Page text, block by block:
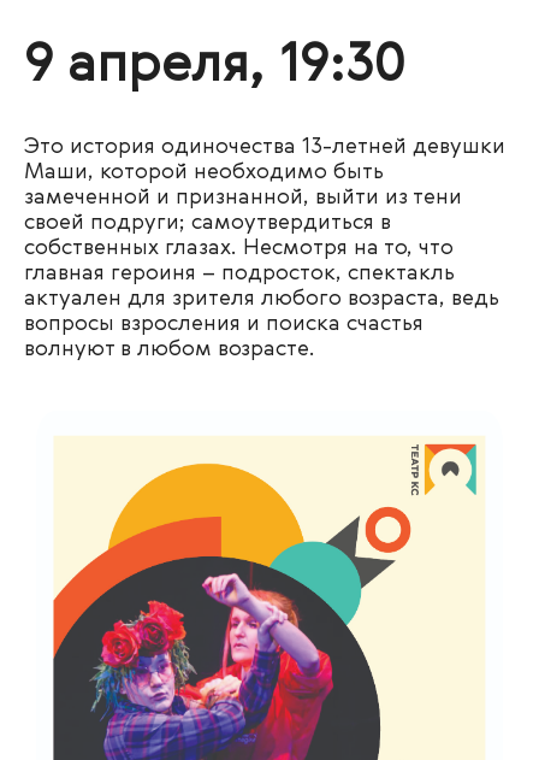
9 апреля, 19:30
Это история одиночества 13-летней девушки
Маши, которой необходимо быть
замеченной и признанной, выйти из тени
своей подруги; самоутвердиться в
собственных глазах. Несмотря на то, что
главная героиня – подросток, спектакль
актуален для зрителя любого возраста, ведь
вопросы взросления и поиска счастья
волнуют в любом возрасте.